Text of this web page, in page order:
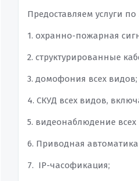
Предоставляем услуги
1. охранно-пожарная
2. структурированные
3. домофония всех видов;
4. СКУД всех видов,
5. видеонаблюдение
6. Приводная
7. IP-часофикация;